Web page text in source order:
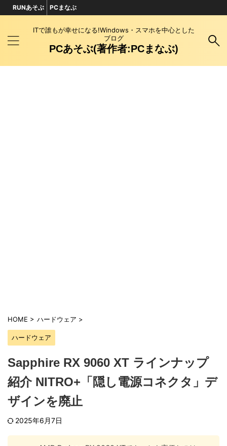
ITで誰もが幸せになる!Windows・スマホを中心とした
ブログ
PCあそぶ(著作者:PCまなぶ)
RUNあそぶ PCまなぶ
HOME > ハードウェア >
ハードウェア
Sapphire RX 9060 XT ラインナップ
紹介 NITRO+「隠し電源コネクタ」デ
ザインを廃止
2025年6月7日